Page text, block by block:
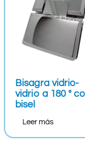
Bisagra vidrio-
vidrio a 180 °
bisel
Leer más